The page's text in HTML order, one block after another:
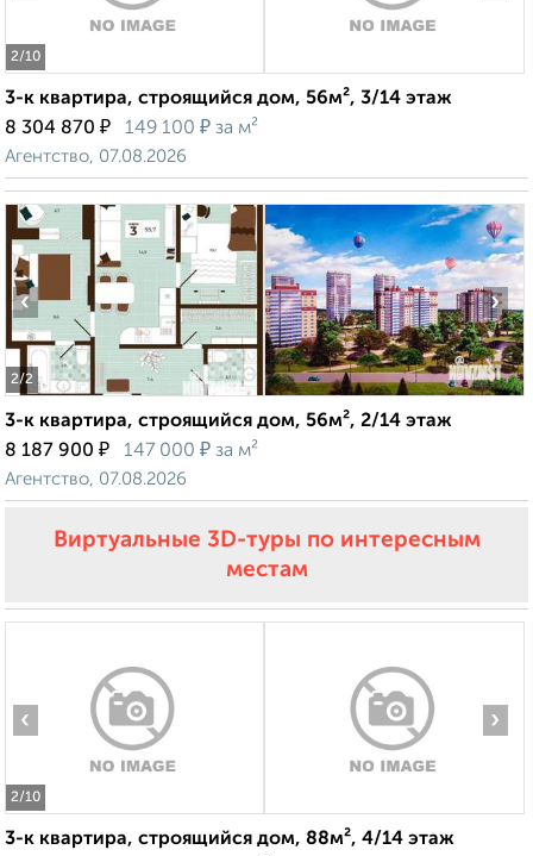
2/10
3-к квартира, строящийся дом, 56м², 3/14 этаж
8 304 870 ₽ 149 100 ₽ за м²
Агентство, 07.08.2026
2/2
‹ ›
3-к квартира, строящийся дом, 56м², 2/14 этаж
8 187 900 ₽ 147 000 ₽ за м²
Агентство, 07.08.2026
Виртуальные 3D-туры по интересным
местам
2/10
‹ ›
3-к квартира, строящийся дом, 88м², 4/14 этаж